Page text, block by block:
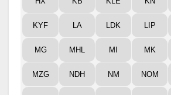
KYF LA LDK LIP
MG MHL MI MK
MZG NDH NM NOM